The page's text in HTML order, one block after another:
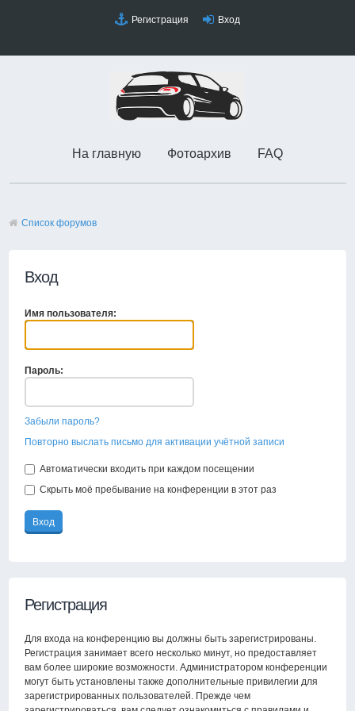
Регистрация Вход
На главную Фотоархив FAQ
Список форумов
Вход
Имя пользователя:
Пароль:
Забыли пароль?
Повторно выслать письмо для активации учётной записи
Автоматически входить при каждом посещении
Скрыть моё пребывание на конференции в этот раз
Регистрация
Для входа на конференцию вы должны быть зарегистрированы.
Регистрация занимает всего несколько минут, но предоставляет
вам более широкие возможности. Администратором конференции
могут быть установлены также дополнительные привилегии для
зарегистрированных пользователей. Прежде чем